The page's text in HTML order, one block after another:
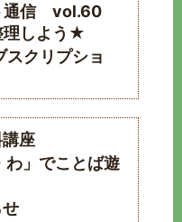
通信 vol.60
理しよう★
クリプショ
座
わ」でことば遊